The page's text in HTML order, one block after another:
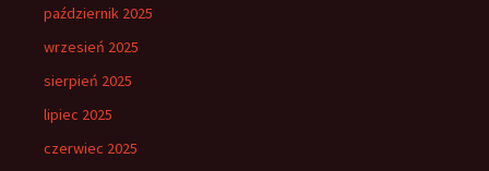
październik 2025
wrzesień 2025
sierpień 2025
lipiec 2025
czerwiec 2025